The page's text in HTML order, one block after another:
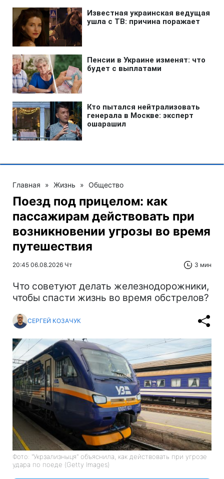
Главная » Жизнь » Общество
Поезд под прицелом: как
пассажирам действовать при
возникновении угрозы во время
путешествия
20:45 06.08.2026 Чт 3 мин
Что советуют делать железнодорожники,
чтобы спасти жизнь во время обстрелов?
СЕРГЕЙ КОЗАЧУК
Фото: "Укрзализныця" объяснила, как действовать при угрозе
удара по поеде (Getty Images)